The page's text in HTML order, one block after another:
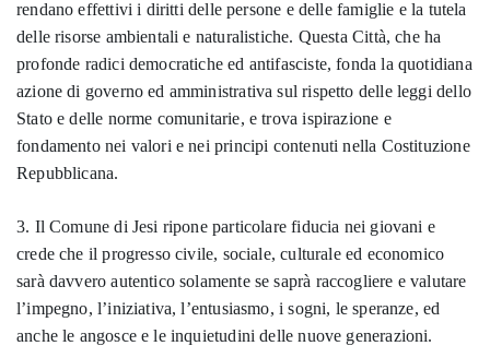
rendano effettivi i diritti delle persone e delle famiglie e la tutela
delle risorse ambientali e naturalistiche. Questa Città, che ha
profonde radici democratiche ed antifasciste, fonda la quotidiana
azione di governo ed amministrativa sul rispetto delle leggi dello
Stato e delle norme comunitarie, e trova ispirazione e
fondamento nei valori e nei principi contenuti nella Costituzione
Repubblicana.
3. Il Comune di Jesi ripone particolare fiducia nei giovani e
crede che il progresso civile, sociale, culturale ed economico
sarà davvero autentico solamente se saprà raccogliere e valutare
l’impegno, l’iniziativa, l’entusiasmo, i sogni, le speranze, ed
anche le angosce e le inquietudini delle nuove generazioni.